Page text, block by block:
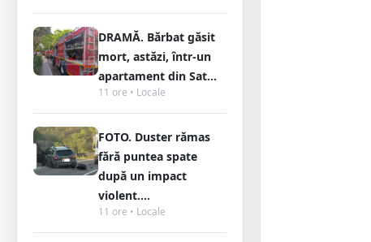
DRAMĂ. Bărbat găsit
mort, astăzi, într-un
apartament din Sat...
11 ore • Locale
FOTO. Duster rămas
fără puntea spate
după un impact
violent....
11 ore • Locale